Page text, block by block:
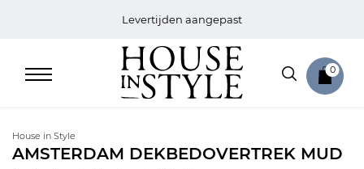
Levertijden aangepast
0
House in Style
AMSTERDAM DEKBEDOVERTREK MUD